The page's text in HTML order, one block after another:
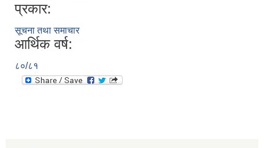
प्रकार:
सूचना तथा समाचार
आर्थिक वर्ष:
८०/८१